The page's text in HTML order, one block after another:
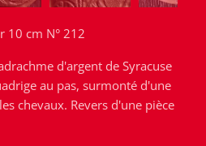
10 cm N° 212
d'argent de Syracuse
au pas, surmonté d'une
chevaux. Revers d'une pièce